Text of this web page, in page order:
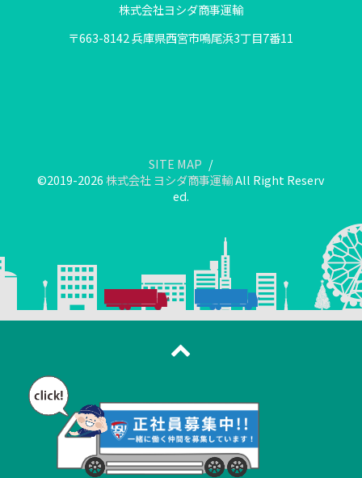
株式会社ヨシダ商事運輸
〒663-8142 兵庫県西宮市鳴尾浜3丁目7番11
SITE MAP
©2019-2026株式会社 ヨシダ商事運輸All Right Reserv
ed.